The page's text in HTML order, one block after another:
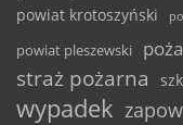
powiat krotoszyński
powiat pleszewski
straż pożarna
wypadek